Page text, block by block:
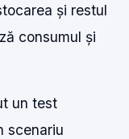
și restul
consumul și
un test
scenariu